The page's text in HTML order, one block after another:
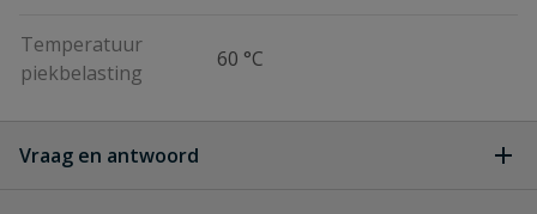
Temperatuur
piekbelasting
60 °C
Vraag en antwoord